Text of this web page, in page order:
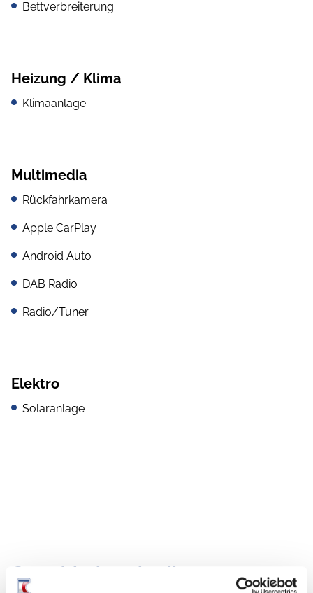
Bettverbreiterung
Heizung / Klima
Klimaanlage
Multimedia
Rückfahrkamera
Apple CarPlay
Android Auto
DAB Radio
Radio/Tuner
Elektro
Solaranlage
Grundrissbeschreibung